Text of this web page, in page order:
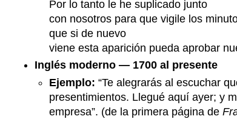
Por lo tanto le he suplicado junto
con nosotros para que vigile los
que si de nuevo
viene esta aparición pueda aprobar
Inglés moderno — 1700 al presente
Ejemplo: “Te alegrarás al escuchar
presentimientos. Llegué aquí ayer; y
empresa”. (de la primera página de